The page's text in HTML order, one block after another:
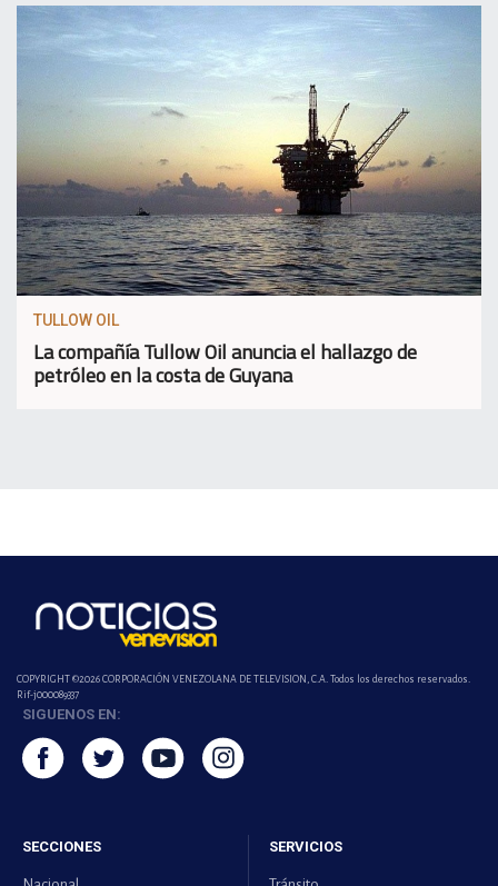
TULLOW OIL
La compañía Tullow Oil anuncia el hallazgo de
petróleo en la costa de Guyana
COPYRIGHT ©2026 CORPORACIÓN VENEZOLANA DE TELEVISION, C.A. Todos los derechos reservados.
Rif-j000089337
SIGUENOS EN:
SECCIONES SERVICIOS